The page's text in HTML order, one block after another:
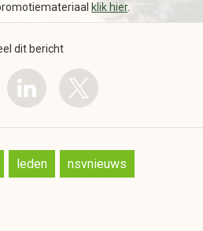
klik hier.
dit bericht
leden nsvnieuws